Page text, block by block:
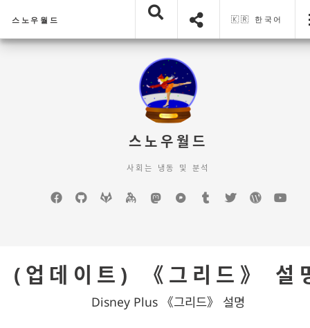
스노우월드 🇰🇷 한국어
스노우월드
사회는 냉동 및 분석
Facebook
GitHubGitLab keybasemastodonPixelfedTumblrTwitter
(업데이트) 《그리드》 설
Disney Plus 《그리드》 설명